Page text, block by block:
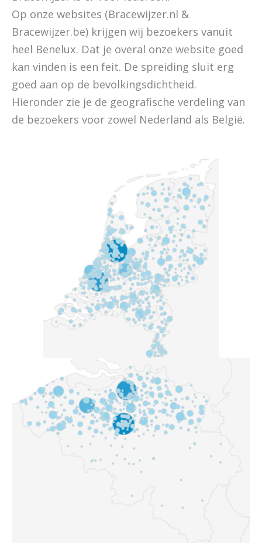
Op onze websites (Bracewijzer.nl &
Bracewijzer.be) krijgen wij bezoekers vanuit
heel Benelux. Dat je overal onze website goed
kan vinden is een feit. De spreiding sluit erg
goed aan op de bevolkingsdichtheid.
Hieronder zie je de geografische verdeling van
de bezoekers voor zowel Nederland als België.